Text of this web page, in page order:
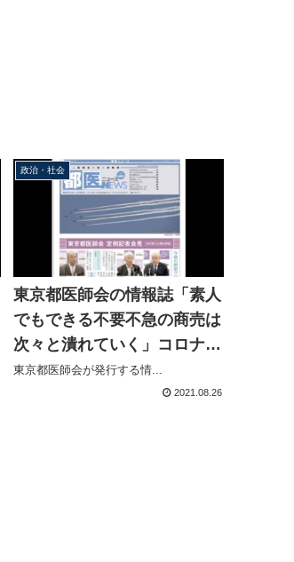
政治・社会
東京都医師会の情報誌「素人
でもできる不要不急の商売は
次々と潰れていく」コロナ禍
で客足遠のく理容院を中傷す
東京都医師会が発行する情...
2021.08.26